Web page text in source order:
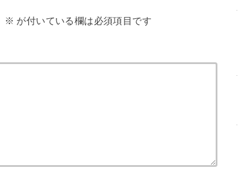
※ が付いている欄は必須項目です